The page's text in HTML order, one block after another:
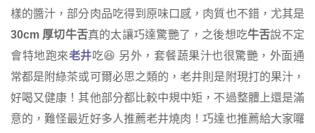
樣的醬汁，部分肉品吃得到原味口感，肉質也不錯，尤其是
30cm 厚切牛舌真的太讓巧達驚艷了，之後想吃牛舌說不定
會特地跑來老井吃😆 另外，套餐蔬果汁也很驚艷，外面通
常都是附綠茶或可爾必思之類的，老井則是附現打的果汁，
好喝又健康！其他部分都比較中規中矩，不過整體上還是滿
意的，難怪最近好多人推薦老井燒肉！巧達也推薦給大家囉